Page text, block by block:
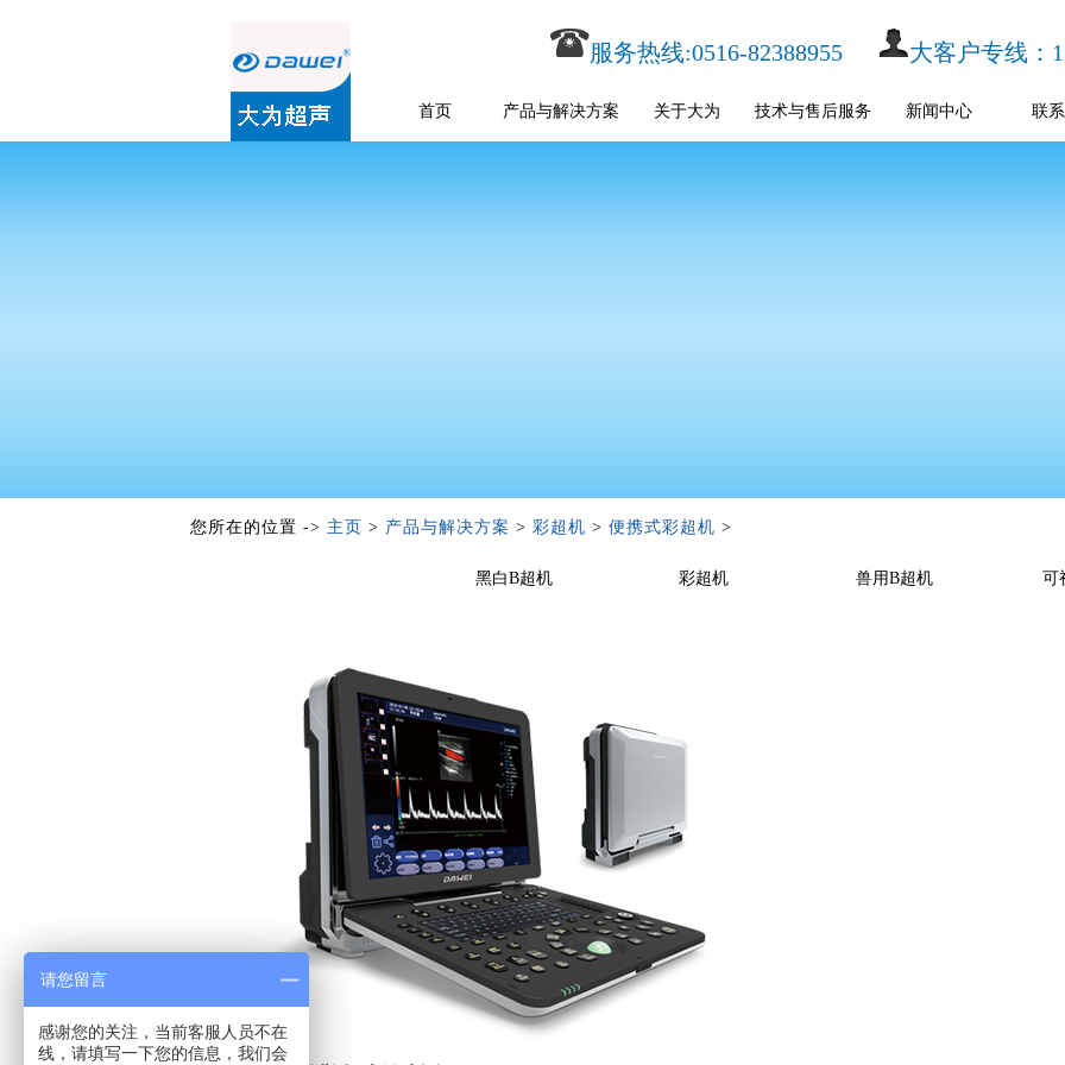
服务热线:0516-82388955 大客户专线：
首页 产品与解决方案 关于大为 技术与售后服务 新闻中心 联
您所在的位置 -> 主页 > 产品与解决方案 > 彩超机 > 便携式彩超机 >
黑白B超机 彩超机 兽用B超机 可
请您留言
感谢您的关注，当前客服人员不在
线，请填写一下您的信息，我们会